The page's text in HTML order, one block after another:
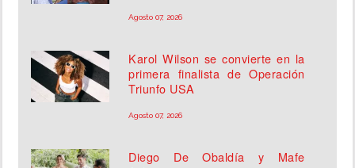
Agosto 07, 2026
Karol Wilson se convierte en la
primera finalista de Operación
Triunfo USA
Agosto 07, 2026
Diego De Obaldía y Mafe